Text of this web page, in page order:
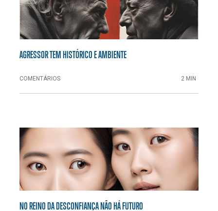
AGRESSOR TEM HISTÓRICO E AMBIENTE
COMENTÁRIOS 2 MIN
NO REINO DA DESCONFIANÇA NÃO HÁ FUTURO